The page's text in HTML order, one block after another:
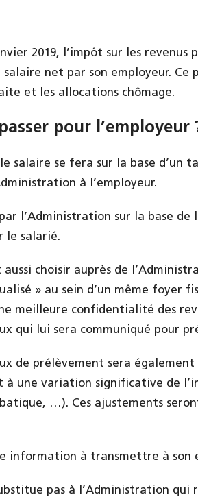
2019, l’impôt sur les revenus
net par son employeur. Ce
et les allocations chômage.
pour l’employeur
salaire se fera sur la base d’un
à l’employeur.
l’Administration sur la base
le salarié.
aussi choisir auprès de
» au sein d’un même foyer
meilleure confidentialité des
qui lui sera communiqué pour
de prélèvement sera également
à une variation significative de
…). Ces ajustements
information à transmettre à son
pas à l’Administration